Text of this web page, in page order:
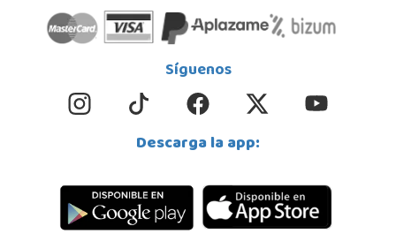
Síguenos
Descarga la app: